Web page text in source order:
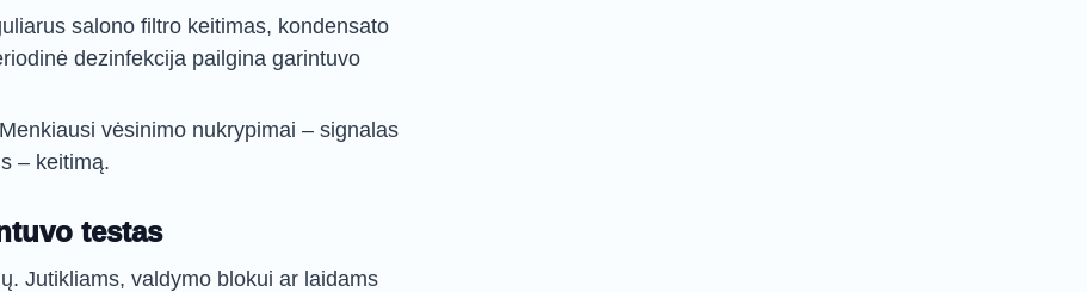
salono filtro keitimas, kondensato
dezinfekcija pailgina garintuvo
vėsinimo nukrypimai – signalas
– keitimą.
testas
Jutikliams, valdymo blokui ar laidams